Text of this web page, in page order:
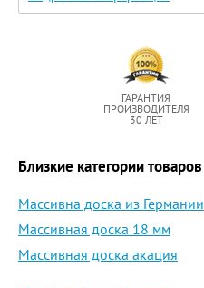
ГАРАНТИЯ
ПРОИЗВОДИТЕЛЯ
30 ЛЕТ
Близкие категории товаров
Массивна доска из Германии
Массивная доска 18 мм
Массивная доска акация